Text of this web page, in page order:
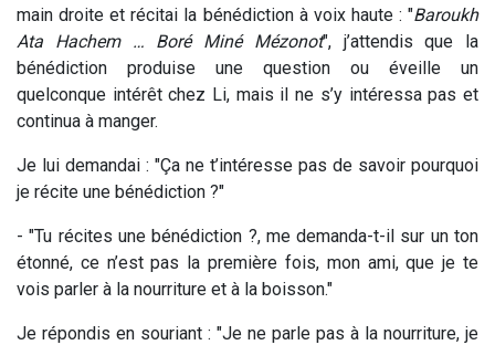
main droite et récitai la bénédiction à voix haute : "Baroukh
Ata Hachem … Boré Miné Mézonot", j’attendis que la
bénédiction produise une question ou éveille un
quelconque intérêt chez Li, mais il ne s’y intéressa pas et
continua à manger.
Je lui demandai : "Ça ne t’intéresse pas de savoir pourquoi
je récite une bénédiction ?"
- "Tu récites une bénédiction ?, me demanda-t-il sur un ton
étonné, ce n’est pas la première fois, mon ami, que je te
vois parler à la nourriture et à la boisson."
Je répondis en souriant : "Je ne parle pas à la nourriture, je